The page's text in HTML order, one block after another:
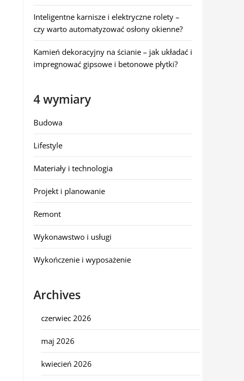
Inteligentne karnisze i elektryczne rolety –
czy warto automatyzować osłony okienne?
Kamień dekoracyjny na ścianie – jak układać i
impregnować gipsowe i betonowe płytki?
4 wymiary
Budowa
Lifestyle
Materiały i technologia
Projekt i planowanie
Remont
Wykonawstwo i usługi
Wykończenie i wyposażenie
Archives
czerwiec 2026
maj 2026
kwiecień 2026